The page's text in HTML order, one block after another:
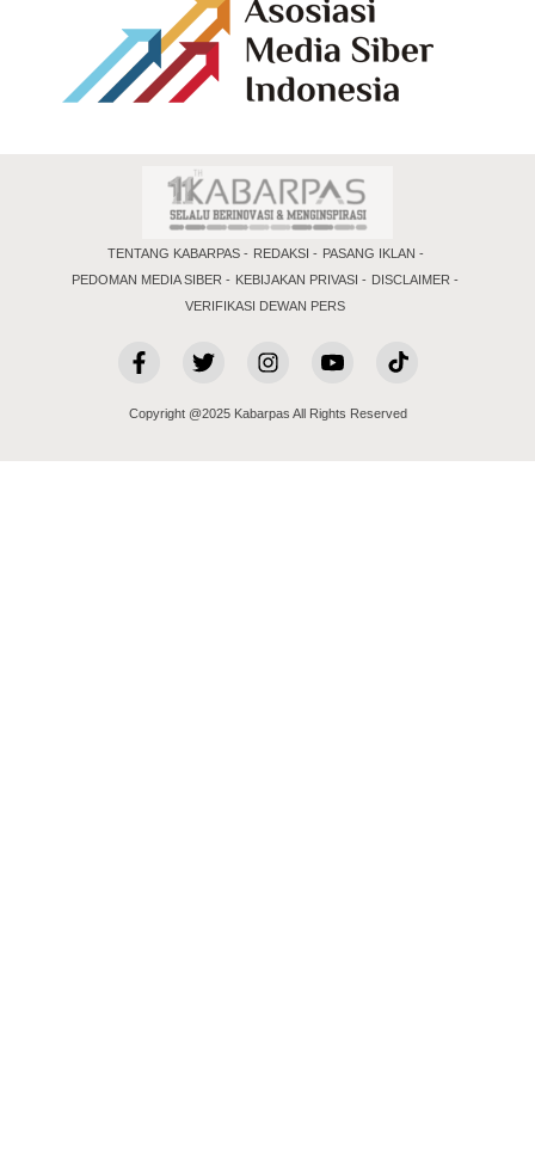
TENTANG KABARPAS REDAKSI
PASANG IKLAN
PEDOMAN MEDIA SIBER
KEBIJAKAN PRIVASI
DISCLAIMER
VERIFIKASI DEWAN PERS
Copyright @2025 Kabarpas All Rights Reserved